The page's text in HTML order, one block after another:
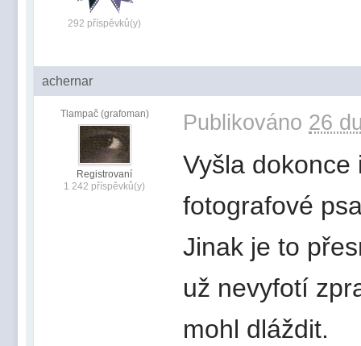
292 příspěvků(y)
achernar
Tlampač (grafoman)
Registrovaní
1 242 příspěvků(y)
Publikováno 26
Vyšla
fotografové
Jinak je to
už nevyfotí
mohl dláždit.